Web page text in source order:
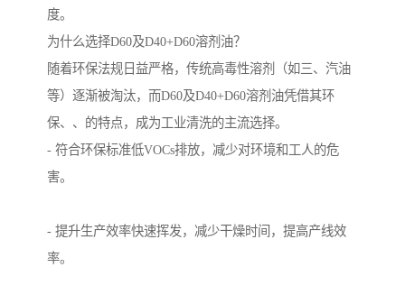
度。
为什么选择D60及D40+D60溶剂油？
随着环保法规日益严格，传统高毒性溶剂（如三、汽油
等）逐渐被淘汰，而D60及D40+D60溶剂油凭借其环
保、、的特点，成为工业清洗的主流选择。
- 符合环保标准低VOCs排放，减少对环境和工人的危
害。
- 提升生产效率快速挥发，减少干燥时间，提高产线效
率。